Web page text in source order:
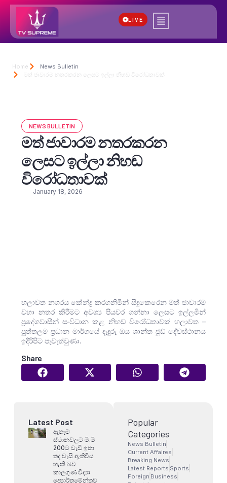
LIVE
Home
News Bulletin
මත් ජාවාරම නතරකරන ලෙසට ඉල්ලා නිහඬ විරෝධතාවක්
NEWS BULLETIN
මත් ජාවාරම නතරකරන
ලෙසට ඉල්ලා නිහඬ
විරෝධතාවක්
January 18, 2026
හලාවත නගරය කේන්ද්‍ර කරගනිමින් සිදුකෙරෙන මත් ජාවාරම
වහා නතර කිරීමට අවශ්‍ය පියවර ගන්නා ලෙසට ඉල්ලමින්
ප්‍රදේශවාසීන් සංවිධාන කළ නිහඬ විරෝධතාවක් හලාවත –
පුත්තලම ප්‍රධාන මාර්ගයේ දැදුරු ඔය ශාන්ත ජූඩ් දේවස්ථානය
ඉදිරිපිට පැවැත්වුණා.
Share
Latest Post
ඇතැම්
ස්ථානවලට මි.මි
200ට වැඩි ඉතා
තද වැසි ඇතිවිය
හැකි බව
කාලගුණ විද්‍යා
දෙපාර්තමේන්තුව
Popular
Categories
News Bulletin
Current Affaires
Breaking News
Latest Reports Sports
Foreign Business